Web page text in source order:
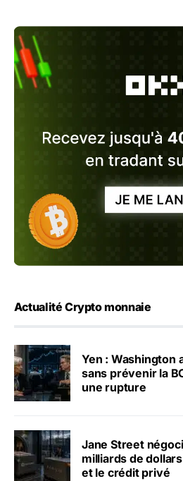
Actualité Crypto monnaie
Yen : Washington
sans prévenir la
une rupture
Jane Street
milliards de
et le crédit privé